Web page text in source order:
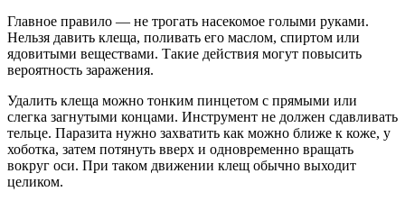
Главное правило — не трогать насекомое голыми руками.
Нельзя давить клеща, поливать его маслом, спиртом или
ядовитыми веществами. Такие действия могут повысить
вероятность заражения.
Удалить клеща можно тонким пинцетом с прямыми или
слегка загнутыми концами. Инструмент не должен сдавливать
тельце. Паразита нужно захватить как можно ближе к коже, у
хоботка, затем потянуть вверх и одновременно вращать
вокруг оси. При таком движении клещ обычно выходит
целиком.